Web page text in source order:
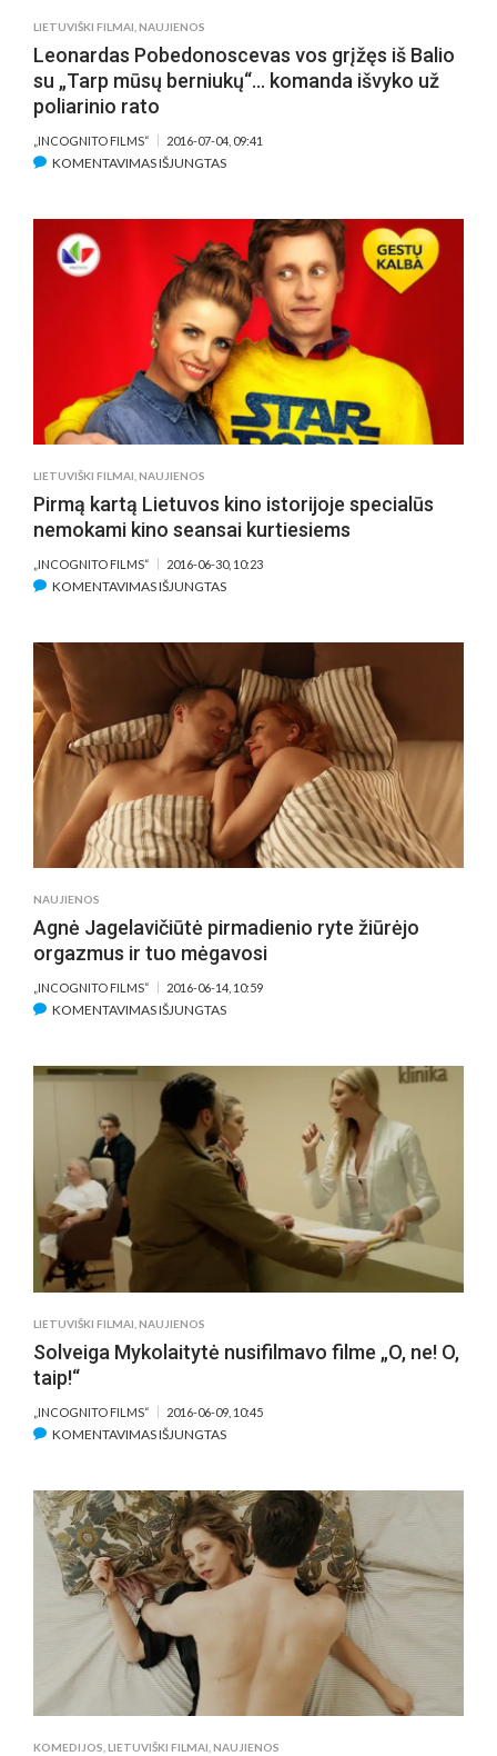
LIETUVIŠKI FILMAI NAUJIENOS
Leonardas Pobedonoscevas vos grįžęs iš Balio
su „Tarp mūsų berniukų“… komanda išvyko už
poliarinio rato
„INCOGNITO FILMS“ 2016-07-04, 09:41
KOMENTAVIMAS IŠJUNGTASĮRAŠE
VOS
GRĮŽĘS
IŠ
BALIO
SU
„TARP
MŪSŲ
BERNIUKŲ“…
KOMANDA
IŠVYKO
RATO
LIETUVIŠKI FILMAI NAUJIENOS
Pirmą kartą Lietuvos kino istorijoje specialūs
nemokami kino seansai kurtiesiems
„INCOGNITO FILMS“ 2016-06-30, 10:23
KOMENTAVIMAS IŠJUNGTASĮRAŠE
LIETUVOS
KINO
ISTORIJOJE
SPECIALŪS
NEMOKAMI
KINO
SEANSAI
KURTIESIEMS
NAUJIENOS
Agnė Jagelavičiūtė pirmadienio ryte žiūrėjo
orgazmus ir tuo mėgavosi
„INCOGNITO FILMS“ 2016-06-14, 10:59
KOMENTAVIMAS IŠJUNGTASĮRAŠE
RYTE
ŽIŪRĖJO
ORGAZMUS
IR
TUO
MĖGAVOSI
LIETUVIŠKI FILMAI NAUJIENOS
Solveiga Mykolaitytė nusifilmavo filme „O, ne! O,
taip!“
„INCOGNITO FILMS“ 2016-06-09, 10:45
KOMENTAVIMAS IŠJUNGTASĮRAŠE
NUSIFILMAVO
FILME
„O,
NE!
KOMEDIJOS LIETUVIŠKI FILMAI NAUJIENOS